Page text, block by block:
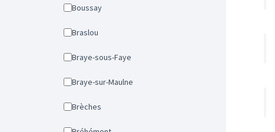
Boussay
Braslou
Braye-sous-Faye
Braye-sur-Maulne
Brèches